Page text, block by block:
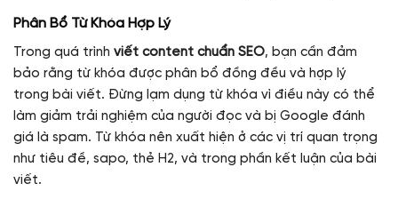
Phân Bổ Từ Khóa Hợp Lý
Trong quá trình viết content chuẩn SEO, bạn cần đảm
bảo rằng từ khóa được phân bổ đồng đều và hợp lý
trong bài viết. Đừng lạm dụng từ khóa vì điều này có thể
làm giảm trải nghiệm của người đọc và bị Google đánh
giá là spam. Từ khóa nên xuất hiện ở các vị trí quan trọng
như tiêu đề, sapo, thẻ H2, và trong phần kết luận của bài
viết.